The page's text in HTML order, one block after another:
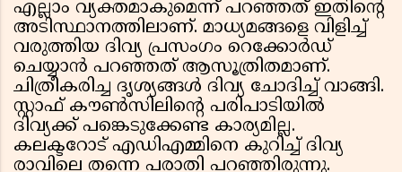
എല്ലാം വ്യക്തമാകുമെന്ന് പറഞ്ഞത് ഇതിൻ്റെ
അടിസ്ഥാനത്തിലാണ്. മാധ്യമങ്ങളെ വിളിച്ച്
വരുത്തിയ ദിവ്യ പ്രസംഗം റെക്കോർഡ്
ചെയ്യാൻ പറഞ്ഞത് ആസൂത്രിതമാണ്.
ചിത്രീകരിച്ച ദൃശ്യങ്ങൾ ദിവ്യ ചോദിച്ച് വാങ്ങി.
സ്റ്റാഫ് കൗൺസിലിൻ്റെ പരിപാടിയിൽ
ദിവ്യക്ക് പങ്കെടുക്കേണ്ട കാര്യമില്ല.
കലക്ടറോട് എഡിഎമ്മിനെ കുറിച്ച് ദിവ്യ
രാവിലെ തന്നെ പരാതി പറഞ്ഞിരുന്നു.